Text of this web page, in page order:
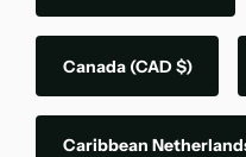
Canada (CAD $)
Caribbean